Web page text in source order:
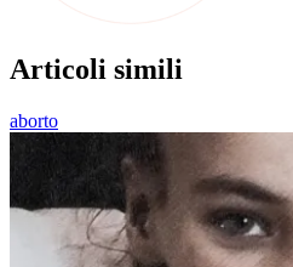
Articoli simili
aborto